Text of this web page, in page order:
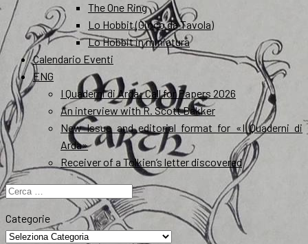
The One Ring
Lo Hobbit (Gioco da Tavola)
Lo Hobbit in miniatura
Calendario Eventi
ENG
I Quaderni di Arda: Call for Papers 2026
An interview with R. Scott Bakker
New Issue and editorial format for «I Quaderni di
Arda»
Receiver of a Tolkien’s letter discovered
Ricerca
Categorie